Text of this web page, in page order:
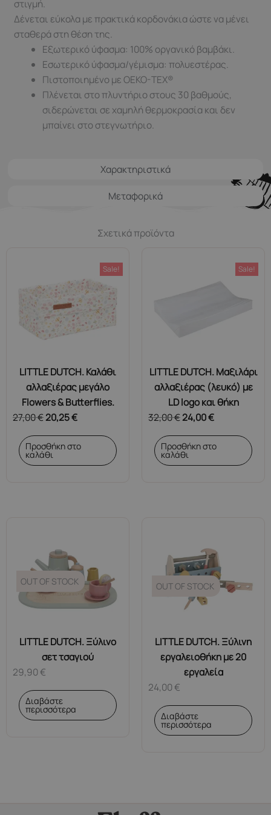
Χαρακτηριστικά
Μεταφορικά
στιγμή.
Δένεται εύκολα με πρακτικά κορδονάκια ώστε να μένει
σταθερά στη θέση της.
Εξωτερικό ύφασμα: 100% οργανικό βαμβάκι.
Εσωτερικό ύφασμα/γέμισμα: πολυεστέρας.
Πιστοποιημένο με OEKO-TEX®
Πλένεται στο πλυντήριο στους 30 βαθμούς,
σιδερώνεται σε χαμηλή θερμοκρασία και δεν
μπαίνει στο στεγνωτήριο.
Σχετικά προϊόντα
Sale!
LITTLE DUTCH. Καλάθι
αλλαξιέρας μεγάλο
Flowers & Butterflies.
27,00€20,25€
Προσθήκη στο
καλάθι
Sale!
LITTLE DUTCH. Μαξιλάρι
αλλαξιέρας (λευκό) με
LD logo και θήκη
32,00€24,00€
Προσθήκη στο
καλάθι
LITTLE DUTCH. Ξύλινο
σετ τσαγιού
OUT OF STOCK
29,90€
Διαβάστε
περισσότερα
LITTLE DUTCH. Ξύλινη
εργαλειοθήκη με 20
εργαλεία
OUT OF STOCK
24,00€
Διαβάστε
περισσότερα